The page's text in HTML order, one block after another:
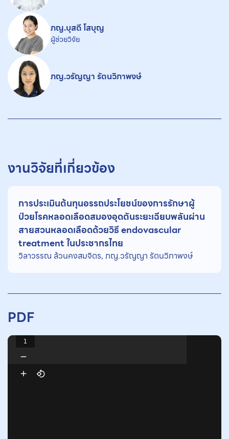
ภญ.บุสดี โสบุญ
ผู้ช่วยวิจัย
ภญ.วรัญญา รัตนวิภาพงษ์
งานวิจัยที่เกี่ยวข้อง
การประเมินต้นทุนอรรถประโยชน์ของการรักษาผู้
ป่วยโรคหลอดเลือดสมองอุดตันระยะเฉียบพลันผ่าน
สายสวนหลอดเลือดด้วยวิธี endovascular
treatment ในประชากรไทย
วิลาวรรณ ล้วนคงสมจิตร, ภญ.วรัญญา รัตนวิภาพงษ์
PDF